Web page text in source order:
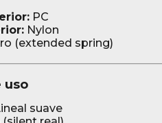
PC
Nylon
(extended spring)
uso
suave